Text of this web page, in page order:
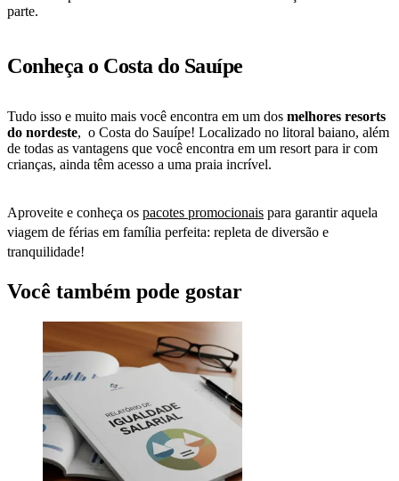
parte.
Conheça o Costa do Sauípe
Tudo isso e muito mais você encontra em um dos melhores resorts
do nordeste, o Costa do Sauípe! Localizado no litoral baiano, além
de todas as vantagens que você encontra em um resort para ir com
crianças, ainda têm acesso a uma praia incrível.
Aproveite e conheça os pacotes promocionais para garantir aquela
viagem de férias em família perfeita: repleta de diversão e
tranquilidade!
Você também pode gostar